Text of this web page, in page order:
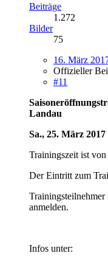
Beiträge
1.272
Bilder
75
16. März
Offizieller
#11
Landau
Sa., 25. März 2017
Trainingszeit ist
Der Eintritt zum
anmelden.
Infos unter: